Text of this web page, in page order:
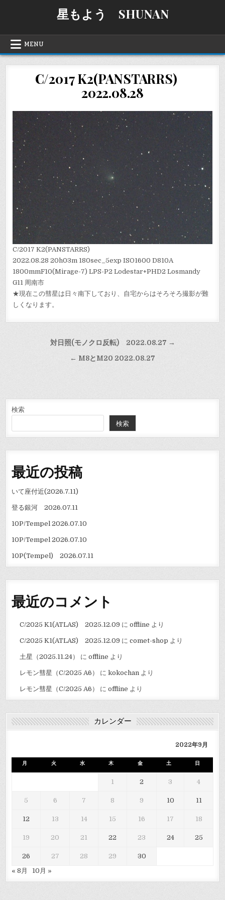
星もよう SHUNAN
MENU
C/2017 K2(PANSTARRS)
2022.08.28
C/2017 K2(PANSTARRS)
2022.08.28 20h03m 180sec_5exp ISO1600 D810A
1800mmF10(Mirage-7) LPS-P2 Lodestar+PHD2 Losmandy
G11 周南市
★現在この彗星は日々南下しており、自宅からはそろそろ撮影が難
しくなります。
ゲ
ー
シ
ョ
ン
対日照(モノクロ反転) 2022.08.27 →
← M8とM20 2022.08.27
検索
検索
最近の投稿
いて座付近(2026.7.11)
登る銀河 2026.07.11
10P/Tempel 2026.07.10
10P/Tempel 2026.07.10
10P(Tempel) 2026.07.11
最近のコメント
C/2025 K1(ATLAS) 2025.12.09 に offline より
C/2025 K1(ATLAS) 2025.12.09 に comet-shop より
土星（2025.11.24） に offline より
レモン彗星（C/2025 A6） に kokochanより
レモン彗星（C/2025 A6） に offline より
カレンダー
2022年9月
月 火 水 木 金 土 日
1 2 3 4
5 6 7 8 9 10 11
12 13 14 15 16 17 18
19 20 21 22 23 24 25
26 27 28 29
30
« 8月
10月 »